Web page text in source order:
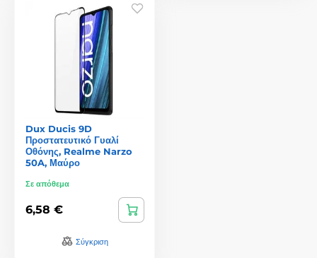
Dux Ducis 9D
Προστατευτικό Γυαλί
Οθόνης, Realme Narzo
50A, Μαύρο
Σε απόθεμα
6,58 €
Σύγκριση